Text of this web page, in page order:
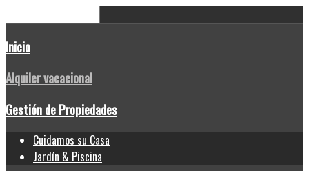
Inicio
Alquiler vacacional
Gestión de Propiedades
Cuidamos su Casa
Jardín & Piscina